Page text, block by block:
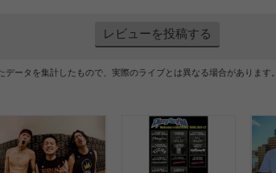
レビューを投稿する
ータを集計したもので、実際のライブとは異なる場合があります。